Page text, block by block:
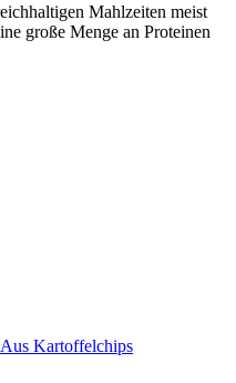
Mahlzeiten meist
große Menge an Proteinen
Kartoffelchips